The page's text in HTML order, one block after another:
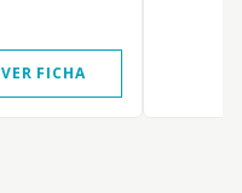
VER FICHA